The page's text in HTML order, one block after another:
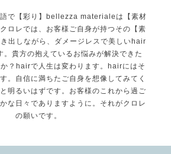
で【彩り】bellezza materialeは【素材
ロレでは、お客様ご自身が持つその【素
出しながら、ダメージレスで美しいhair
。貴方の抱えているお悩みが解決できた
？hairで人生は変わります。hairにはそ
。自信に満ちたご自身を想像してみてく
明るいはずです。お客様のこれから過ご
な日々でありますように。それがクロレ
の願いです。